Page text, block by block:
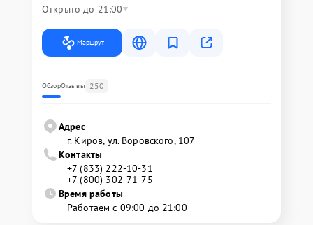
Открыто до 21:00
Маршрут
ОбзорОтзывы 250
Адрес
г. Киров, ул. Воровского, 107
Контакты
+7 (833) 222-10-31
+7 (800) 302-71-75
Время работы
Работаем с 09:00 до 21:00